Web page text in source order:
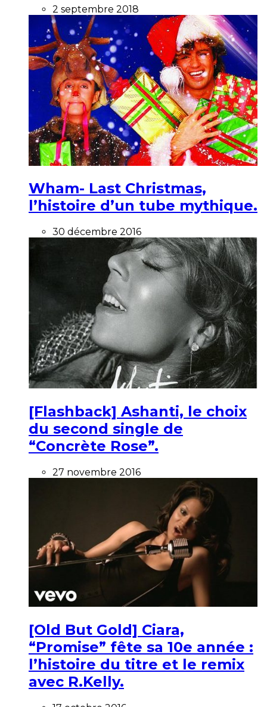
2 septembre 2018
Wham- Last Christmas,
l’histoire d’un tube mythique.
30 décembre 2016
[Flashback] Ashanti, le choix
du second single de
“Concrète Rose”.
27 novembre 2016
[Old But Gold] Ciara,
“Promise” fête sa 10e année :
l’histoire du titre et le remix
avec R.Kelly.